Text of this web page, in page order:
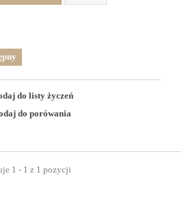
do listy życzeń
do porówania
1 - 1 z 1 pozycji